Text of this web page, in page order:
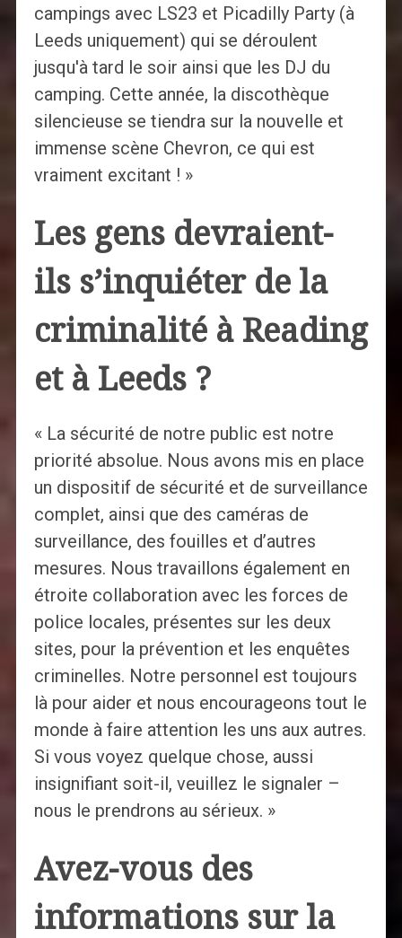
campings avec LS23 et Picadilly Party (à
Leeds uniquement) qui se déroulent
jusqu'à tard le soir ainsi que les DJ du
camping. Cette année, la discothèque
silencieuse se tiendra sur la nouvelle et
immense scène Chevron, ce qui est
vraiment excitant ! »
Les gens devraient-
ils s’inquiéter de la
criminalité à Reading
et à Leeds ?
« La sécurité de notre public est notre
priorité absolue. Nous avons mis en place
un dispositif de sécurité et de surveillance
complet, ainsi que des caméras de
surveillance, des fouilles et d’autres
mesures. Nous travaillons également en
étroite collaboration avec les forces de
police locales, présentes sur les deux
sites, pour la prévention et les enquêtes
criminelles. Notre personnel est toujours
là pour aider et nous encourageons tout le
monde à faire attention les uns aux autres.
Si vous voyez quelque chose, aussi
insignifiant soit-il, veuillez le signaler –
nous le prendrons au sérieux. »
Avez-vous des
informations sur la